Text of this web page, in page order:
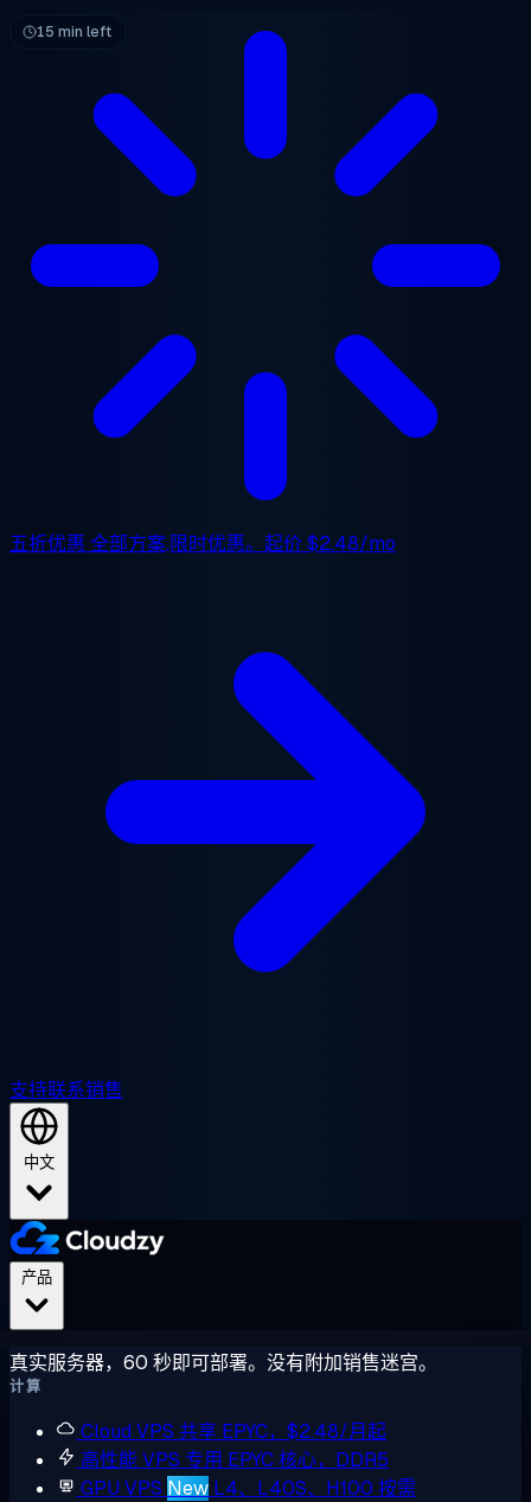
跳至主要内容
五折优惠 全部方案,限时优惠。起价$2.48/mo
支持联系销售
中文
真实服务器，60 秒即可部署。没有附加销售迷宫。
计算
Cloud VPS 共享 EPYC，$2.48/月起
高性能 VPS 专用 EPYC 核心，DDR5
GPU VPS New L4、L40S、H100 按需
15 min left